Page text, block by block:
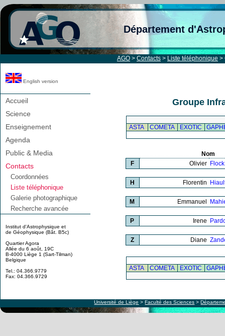
Département
AGO > Contacts > Liste téléphonique >
English version
Accueil
Science
Enseignement
Agenda
Public & Media
Contacts
Coordonnées
Liste téléphonique
Galerie photographique
Recherche avancée
Institut d'Astrophysique et
de Géophysique (Bât. B5c)
Quartier Agora
Allée du 6 août, 19C
B-4000 Liège 1 (Sart-Tilman)
Belgique
Tel.: 04.366.9779
Fax: 04.366.9729
Groupe
ASTA COMETA EXOTIC
Nom
F
Olivier Flock
H Florentin
M Emmanuel
P Irene
Z Diane
ASTA COMETA EXOTIC
Université de Liège >Faculté des Sciences >